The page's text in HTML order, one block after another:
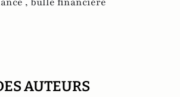
AUTEURS